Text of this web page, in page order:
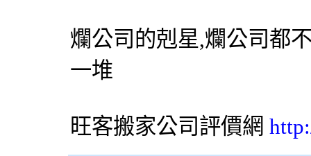
爛公司的剋星,爛公司都
一堆
旺客搬家公司評價網